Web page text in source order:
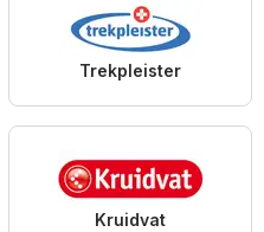
Trekpleister
Kruidvat